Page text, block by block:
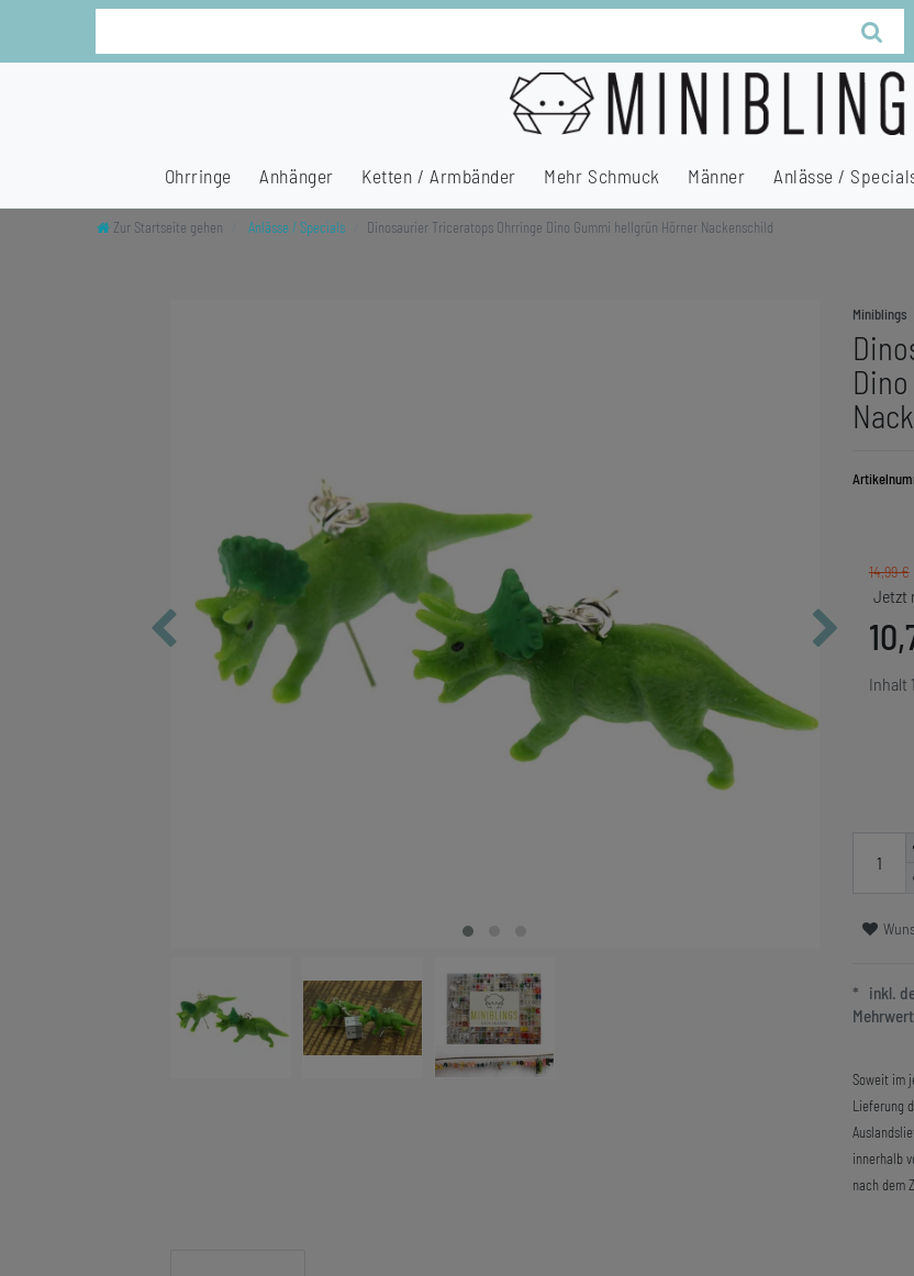
Ohrringe Anhänger Ketten / Armbänder Mehr Schmuck Männer Anlässe /
Zur Startseite gehen Anlässe / Specials Dinosaurier Triceratops Ohrringe Dino Gummi hellgrün Hörner Nackenschild
Miniblings
14,99 €
Inhalt 1
* inkl.
Soweit im
Lieferung
innerhalb
nach dem